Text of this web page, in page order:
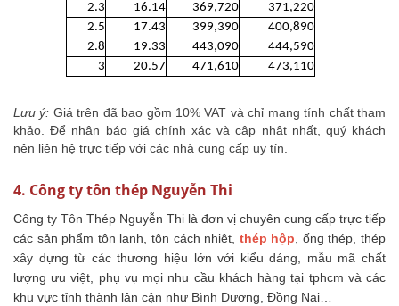
2.3
16.14 369,720
371,220
2.5
17.43 399,390
400,890
2.8
19.33 443,090
444,590
3
20.57 471,610 473,110
Lưu ý: Giá trên đã bao gồm 10% VAT và chỉ mang tính chất tham
khảo. Để nhận báo giá chính xác và cập nhật nhất, quý khách
nên liên hệ trực tiếp với các nhà cung cấp uy tín.
4. Công ty tôn thép Nguyễn Thi
Công ty Tôn Thép Nguyễn Thi là đơn vị chuyên cung cấp trực tiếp
các sản phẩm tôn lạnh, tôn cách nhiệt, thép hộp , ống thép, thép
xây dựng từ các thương hiệu lớn với kiểu dáng, mẫu mã chất
lượng ưu việt, phụ vụ mọi nhu cầu khách hàng tại tphcm và các
khu vực tỉnh thành lân cận như Bình Dương, Đồng Nai…